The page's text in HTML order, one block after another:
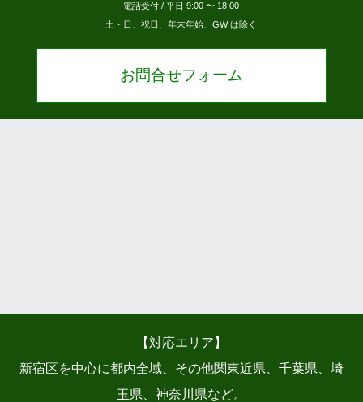
電話受付 / 平日 9:00 〜 18:00
土・日、祝日、年末年始、GW は除く
お問合せフォーム
【対応エリア】
新宿区を中心に都内全域、その他関東近県、千葉県、埼
玉県、神奈川県など。